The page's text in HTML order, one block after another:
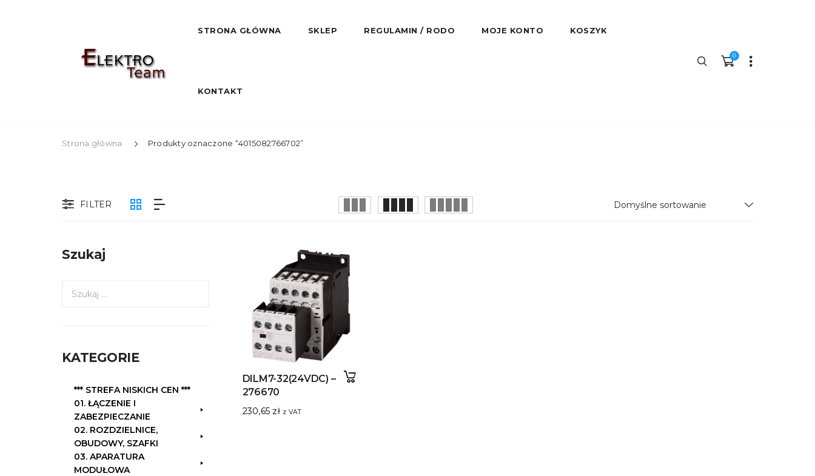
STRONA GŁÓWNA SKLEP REGULAMIN / RODO MOJE KONTO KOSZYK
KONTAKT
0
Strona główna Produkty oznaczone “4015082766702”
FILTER
Szukaj
jKATEGORIE
*** STREFA NISKICH CEN ***
01. ŁĄCZENIE I
ZABEZPIECZANIE
02. ROZDZIELNICE,
OBUDOWY, SZAFKI
03. APARATURA
MODUŁOWA
DILM7-32(24VDC) –
276670
230,65 zł z VAT